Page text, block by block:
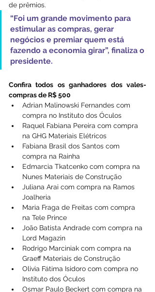
de prêmios.
“Foi um grande movimento para
estimular as compras, gerar
negócios e premiar quem está
fazendo a economia girar”, finaliza o
presidente.
Confira todos os ganhadores dos vales-
compras de R$ 500
Adrian Malinowski Fernandes com
compra no Instituto dos Óculos
Raquel Fabiana Pereira com compra
na GHG Materiais Elétricos
Fabiana Brasil dos Santos com
compra na Rainha
Edmarcia Tkatcenko com compra na
Nunes Materiais de Construção
Juliana Arai com compra na Ramos
Joalheria
Maria Fraga de Freitas com compra
na Tele Prince
João Batista Andrade com compra na
Lord Magazin
Rodrigo Marciniak com compra na
Graeff Materiais de Construção
Olivia Fátima Isidoro com compra no
Instituto dos Óculos
Osmar Paulo Beckert com compra na